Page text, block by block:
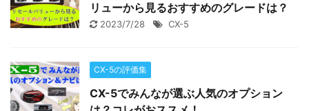
リューから見るおすすめのグレードは？
2023/7/28 CX-5
CX-5の評価集
CX-5でみんなが選ぶ人気のオプション